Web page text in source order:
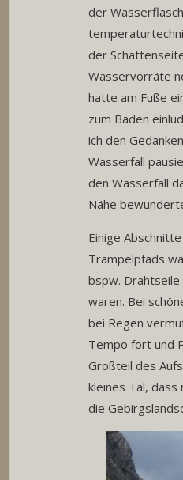
der
der
Wasservorräte
hatte am Fuße
zum Baden
ich den
Wasserfall
den Wasserfall
Nähe
Einige
Trampelpfads
bspw.
waren. Bei
bei Regen
Tempo fort und
Großteil des
kleines Tal,
die